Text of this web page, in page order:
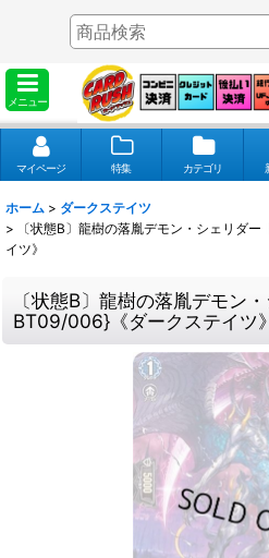
メニュー
マイページ 特集 カテゴリ
ホーム > ダークステイツ
>
〔状態B〕龍樹の落胤デモン・シェリダ
イツ》
〔状態B〕龍樹の落胤デモン
BT09/006}《ダークステイツ》